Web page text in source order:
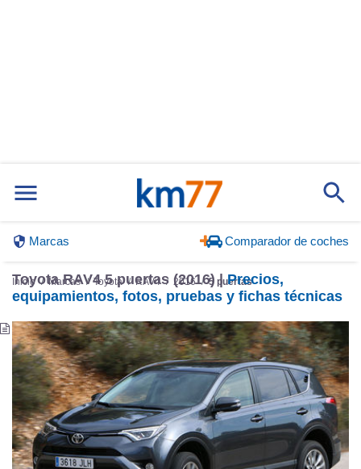
Marcas Comparador de coches
Inicio Marcas Toyota RAV4 2016 5 puertas
Toyota RAV4 5 puertas (2016) |Precios,
equipamientos, fotos, pruebas y fichas técnicas